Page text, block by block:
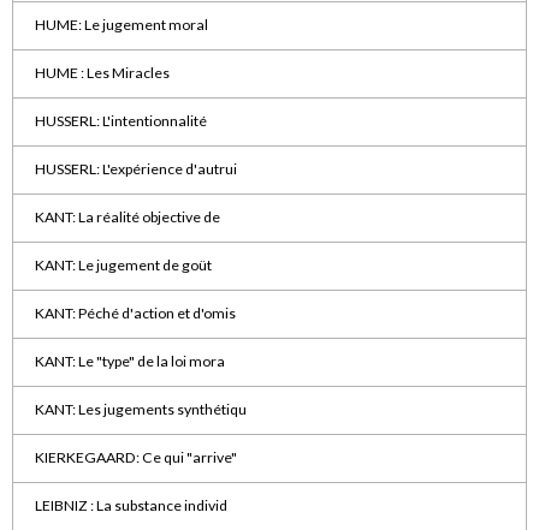
HUME: Le jugement moral
HUME : Les Miracles
HUSSERL: L'intentionnalité
HUSSERL: L'expérience d'autrui
KANT: La réalité objective de
KANT: Le jugement de goüt
KANT: Péché d'action et d'omis
KANT: Le "type" de la loi mora
KANT: Les jugements synthétiqu
KIERKEGAARD: Ce qui "arrive"
LEIBNIZ : La substance individ